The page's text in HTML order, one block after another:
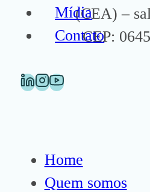
Mídia
Contato
(CEA) –
CEP:
Home
Quem somos